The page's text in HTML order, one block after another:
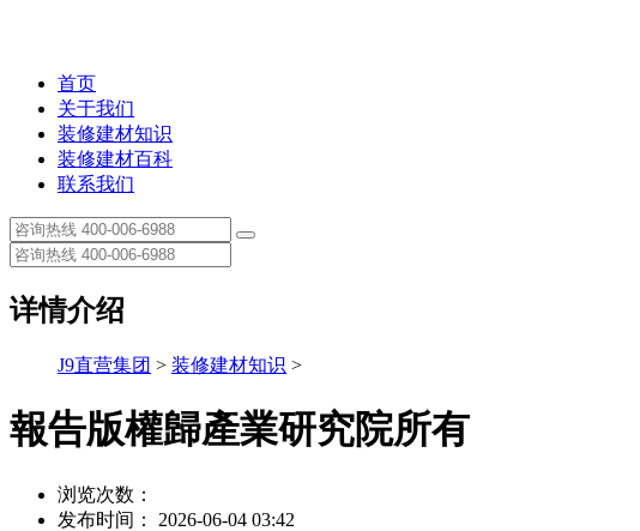
首页
关于我们
装修建材知识
装修建材百科
联系我们
详情介绍
J9直营集团 > 装修建材知识 >
報告版權歸產業研究院所有
浏览次数：
发布时间： 2026-06-04 03:42